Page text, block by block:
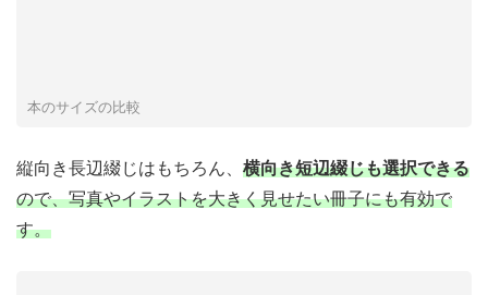
本のサイズの比較
縦向き長辺綴じはもちろん、 横向き短辺綴じも選択できる
ので、写真やイラストを大きく見せたい冊子にも有効で
す。